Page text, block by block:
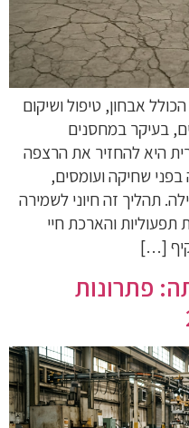
אבחון, טיפול ושיקום
בעיקר במחסנים
היא להחזיר את הרצפה
שחיקה ועומסים,
תהליך זה חיוני לשמירה
והארכת חיי
[…]
פתרונות